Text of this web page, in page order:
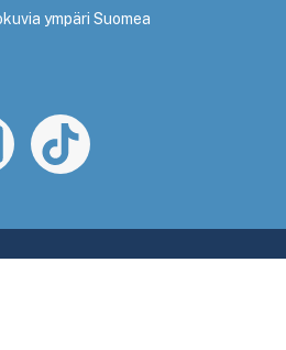
ympäri Suomea